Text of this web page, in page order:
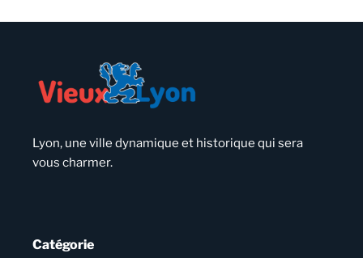
Lyon, une ville dynamique et historique qui sera
vous charmer.
Catégorie